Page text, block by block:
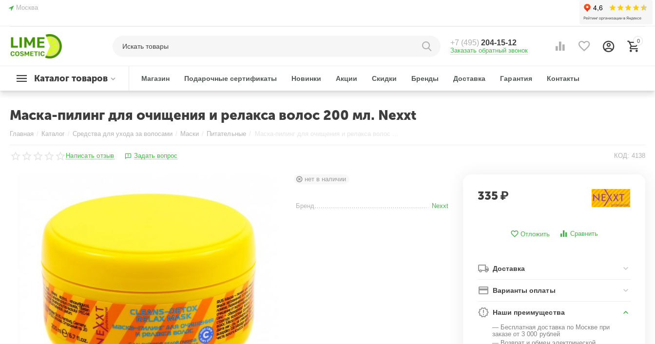
Москва
+7 (495)204-15-12
Заказать обратный звонок
0
Каталог товаров Магазин Подарочные сертификаты Новинки Акции Скидки Бренды Доставка Гарантия Контакты
Маска-пилинг для очищения и релакса волос 200 мл. Nexxt
Главная / Каталог / Средства для ухода за волосами / Маски / Питательные / Маска-пилинг для очищения и релакса волос 200 мл. Nexxt
Написать отзыв Задать вопрос КОД: 4138
нет в наличии
Бренд Nexxt
335 ₽
Отложить Сравнить
Доставка
Варианты оплаты
Наши преимущества
— Бесплатная доставка по Москве при
заказе от 3 000 рублей